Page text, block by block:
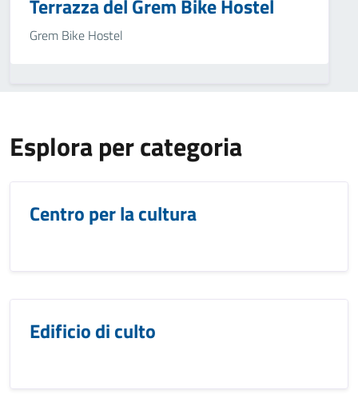
Terrazza del Grem Bike Hostel
Grem Bike Hostel
Esplora per categoria
Centro per la cultura
Edificio di culto